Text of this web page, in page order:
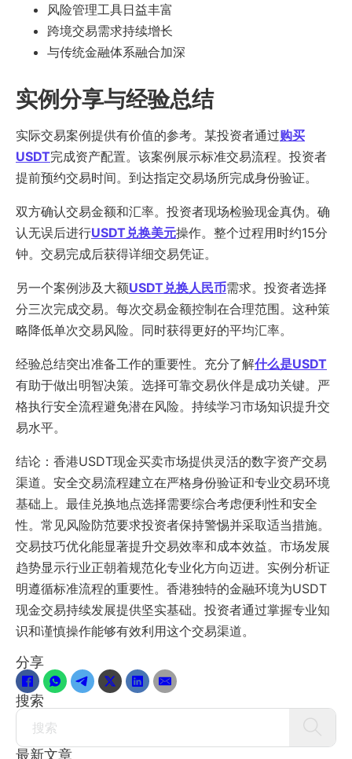
风险管理工具日益丰富
跨境交易需求持续增长
与传统金融体系融合加深
实例分享与经验总结
实际交易案例提供有价值的参考。某投资者通过购买
USDT完成资产配置。该案例展示标准交易流程。投资者
提前预约交易时间。到达指定交易场所完成身份验证。
双方确认交易金额和汇率。投资者现场检验现金真伪。确
认无误后进行USDT兑换美元操作。整个过程用时约15分
钟。交易完成后获得详细交易凭证。
另一个案例涉及大额USDT兑换人民币需求。投资者选择
分三次完成交易。每次交易金额控制在合理范围。这种策
略降低单次交易风险。同时获得更好的平均汇率。
经验总结突出准备工作的重要性。充分了解什么是USDT
有助于做出明智决策。选择可靠交易伙伴是成功关键。严
格执行安全流程避免潜在风险。持续学习市场知识提升交
易水平。
结论：香港USDT现金买卖市场提供灵活的数字资产交易
渠道。安全交易流程建立在严格身份验证和专业交易环境
基础上。最佳兑换地点选择需要综合考虑便利性和安全
性。常见风险防范要求投资者保持警惕并采取适当措施。
交易技巧优化能显著提升交易效率和成本效益。市场发展
趋势显示行业正朝着规范化专业化方向迈进。实例分析证
明遵循标准流程的重要性。香港独特的金融环境为USDT
现金交易持续发展提供坚实基础。投资者通过掌握专业知
识和谨慎操作能够有效利用这个交易渠道。
分享
搜索
Search
最新文章